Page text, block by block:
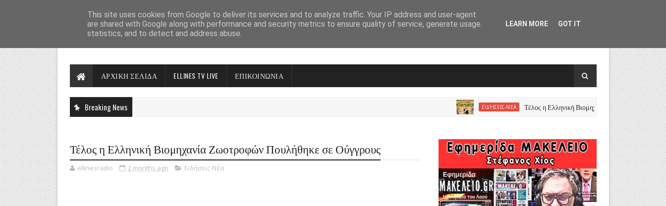
ΑΡΧΙΚΗ ΣΕΛΙΔΑ ELLINES TV LIVE ΕΠΙΚΟΙΝΩΝΙΑ
Breaking News ΕΙΔΉΣΕΙΣ-ΝΈΑ Τέλος η Ελληνική Βιομηχανία Ζωοτροφών Πουλήθηκε
Τέλος η Ελληνική Βιομηχανία Ζωοτροφών Πουλήθηκε σε Ούγγρους
ellinesradio 2 months ago Ειδήσεις-Νέα
This site uses cookies from Google to deliver its services and to analyze traffic. Your IP address and user-agent
are shared with Google along with performance and security metrics to ensure quality of service, generate usage
statistics, and to detect and address abuse.
LEARN MORE GOT IT